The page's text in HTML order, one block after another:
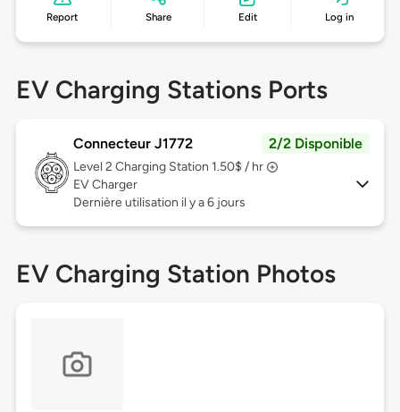
Report Share Edit Log in
EV Charging Stations Ports
Connecteur J1772 2/2 Disponible
Level 2 Charging Station 1.50$ / hr
EV Charger
Dernière utilisation il y a 6 jours
EV Charging Station Photos